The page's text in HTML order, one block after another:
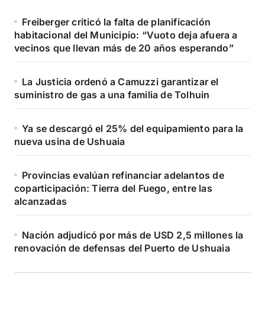
Freiberger criticó la falta de planificación
habitacional del Municipio: “Vuoto deja afuera a
vecinos que llevan más de 20 años esperando”
La Justicia ordenó a Camuzzi garantizar el
suministro de gas a una familia de Tolhuin
Ya se descargó el 25% del equipamiento para la
nueva usina de Ushuaia
Provincias evalúan refinanciar adelantos de
coparticipación: Tierra del Fuego, entre las
alcanzadas
Nación adjudicó por más de USD 2,5 millones la
renovación de defensas del Puerto de Ushuaia